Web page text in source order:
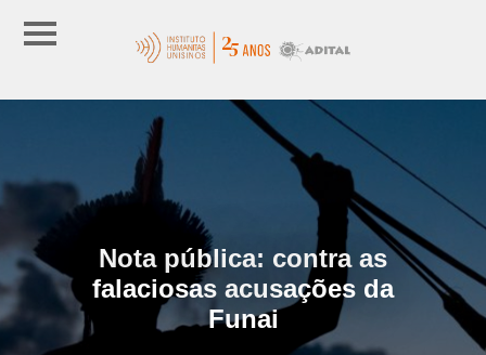
Nota pública: contra as
falaciosas acusações da
Funai